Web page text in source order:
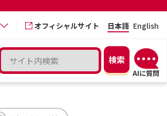
オフィシャルサイト 日本語 English